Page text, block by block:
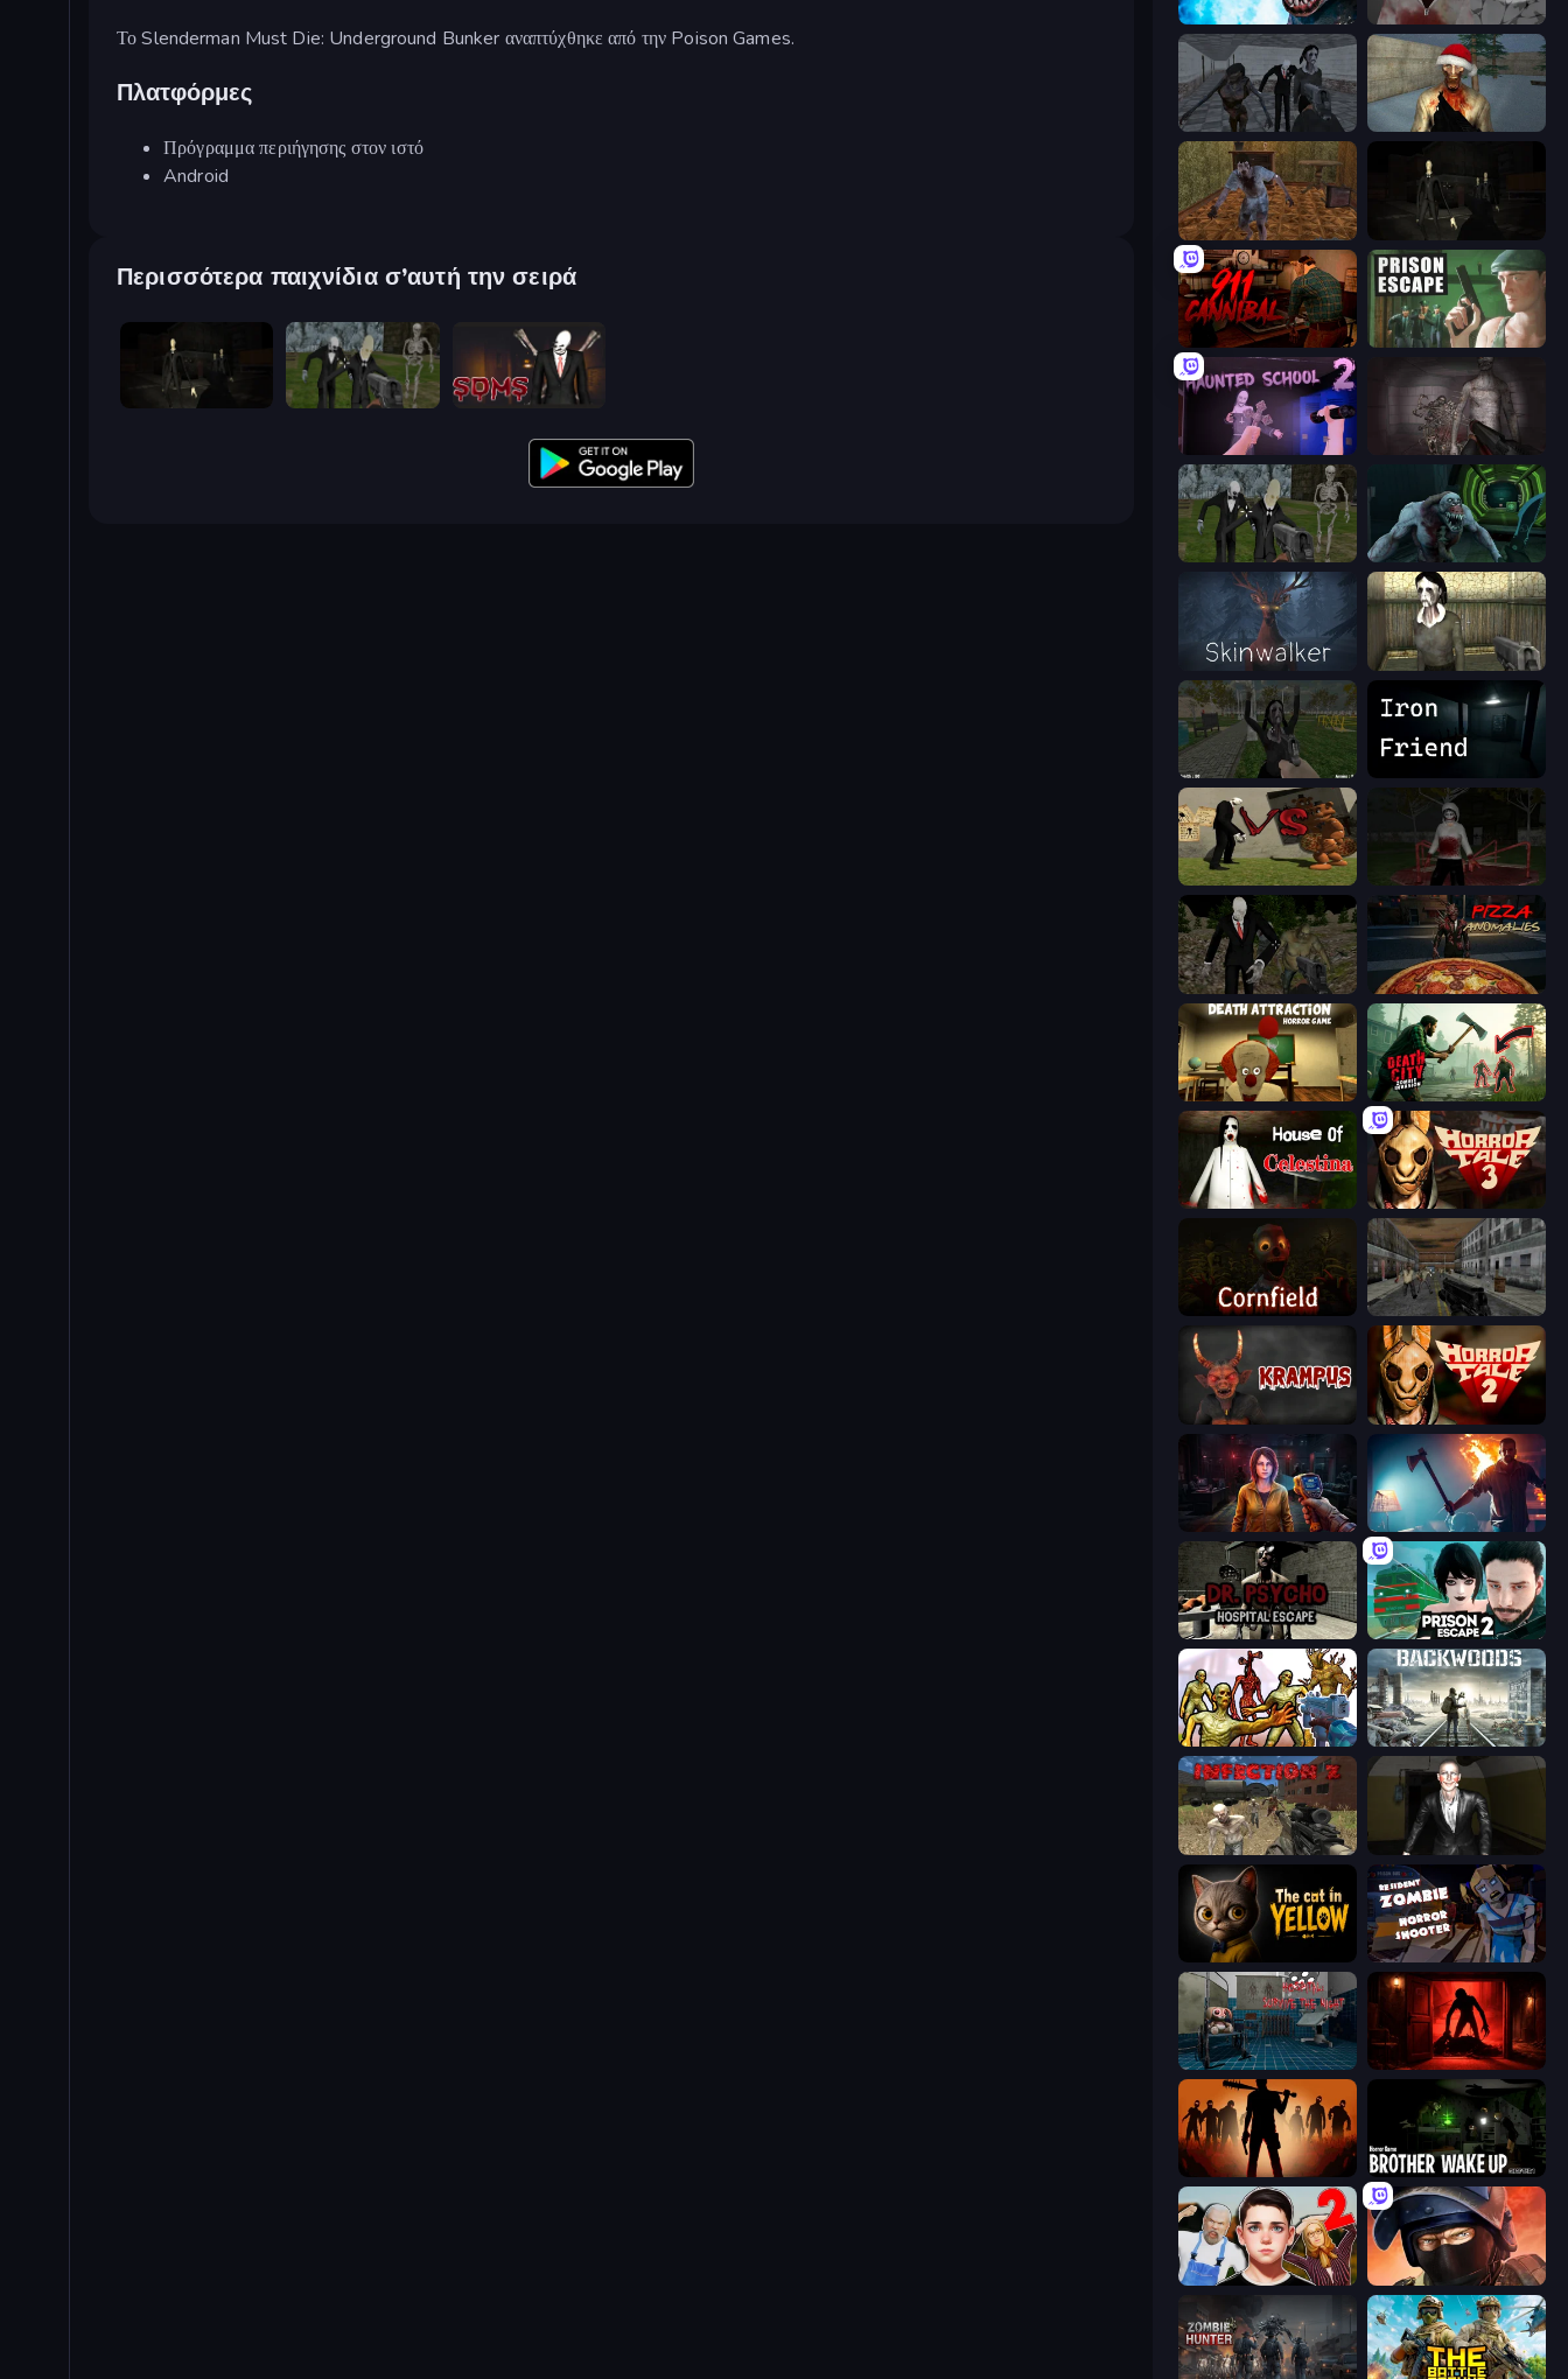
Το Slenderman Must Die: Underground Bunker αναπτύχθηκε από την Poison Games.
Πλατφόρμες
Πρόγραμμα περιήγησης στον ιστό
Android
Περισσότερα παιχνίδια σ’αυτή την σειρά
Slenderman Must Die: Graveyard Slenderman Must Die: Sanatorium 2021
Antarctica 88 Jeff The Killer: Lost in the Nightmare
Slendrina Must Die: The School
Creepy Granny Scream: Scary Freddy
911: Cannibal Prison Escape
Haunted School 2
Slenderman Must Die: Graveyard Shoot Your Nightmare: Space Isolation
Skinwalker Slendrina Must Die: The House
While We Sleep: Slendrina Is Here
Slenderman VS Freddy The Fazbear Jeff the Killer: Horrendous Smile
Shoot Your Nightmare: Halloween Special Pizza Anomalies
Death Attraction: Horror Game Death City Zombie Invasion
House of Celestina
Cornfield Silent Insanity Psychological Trauma
Krampus
Survival Zone Zombie Outbreak You Are Being Watched
Dr. Psycho: Hospital Escape Prison Escape 2
Monster Shooter Apocalypse Backwoods
Infection Z Case: Smile 2
The Cat in Yellow Resident Zombies: Horror Shooter
Hospital: Survive the Night Doors Castle
Deads on the Road Brother Wake Up
Schoolboy Escape 2 Bullet Force